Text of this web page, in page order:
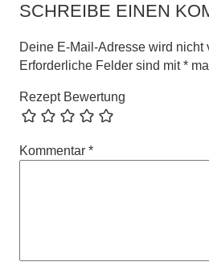
SCHREIBE EINEN
Deine E-Mail-Adresse wird nicht
Erforderliche Felder sind mit*
Rezept Bewertung
Kommentar *